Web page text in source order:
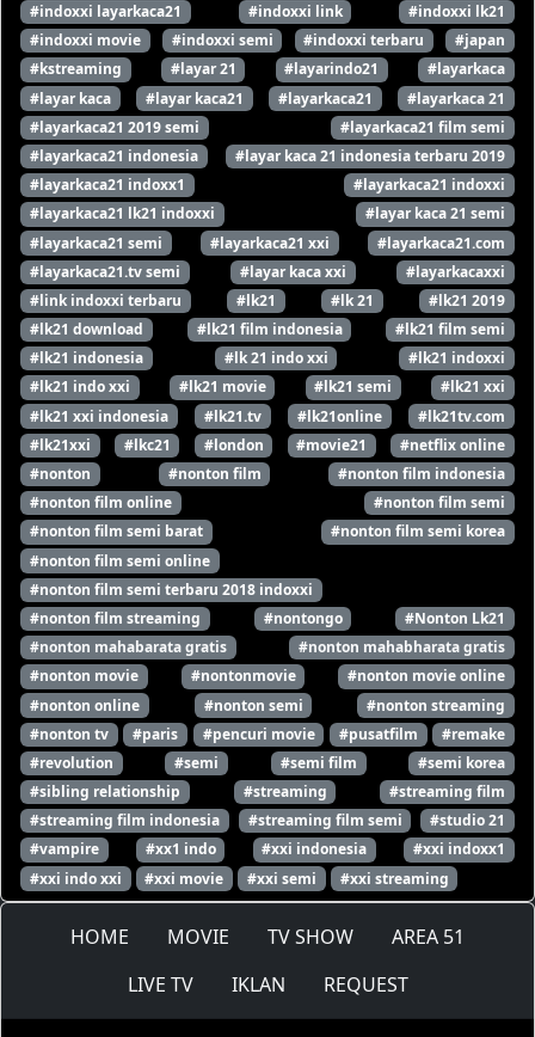
#indoxxi layarkaca21
#indoxxi link
#indoxxi lk21
#indoxxi movie
#indoxxi semi #indoxxi terbaru
#japan
#kstreaming
#layar 21 #layarindo21
#layarkaca
#layar kaca
#layar kaca21 #layarkaca21
#layarkaca 21
#layarkaca21 2019 semi
#layarkaca21 film semi
#layarkaca21 indonesia
#layar kaca 21 indonesia terbaru 2019
#layarkaca21 indoxx1
#layarkaca21 indoxxi
#layarkaca21 lk21 indoxxi
#layar kaca 21 semi
#layarkaca21 semi
#layarkaca21 xxi
#layarkaca21.com
#layarkaca21.tv semi
#layar kaca xxi
#layarkacaxxi
#link indoxxi terbaru
#lk21 #lk 21
#lk21 2019
#lk21 download
#lk21 film indonesia
#lk21 film semi
#lk21 indonesia
#lk 21 indo xxi
#lk21 indoxxi
#lk21 indo xxi
#lk21 movie #lk21 semi
#lk21 xxi
#lk21 xxi indonesia
#lk21.tv #lk21online
#lk21tv.com
#lk21xxi
#lkc21 #london #movie21
#netflix online
#nonton
#nonton film
#nonton film indonesia
#nonton film online
#nonton film semi
#nonton film semi barat
#nonton film semi korea
#nonton film semi online
#nonton film semi terbaru 2018 indoxxi
#nonton film streaming
#nontongo
#Nonton Lk21
#nonton mahabarata gratis
#nonton mahabharata gratis
#nonton movie
#nontonmovie
#nonton movie online
#nonton online
#nonton semi
#nonton streaming
#nonton tv
#paris #pencuri movie #pusatfilm
#remake
#revolution
#semi #semi film
#semi korea
#sibling relationship
#streaming
#streaming film
#streaming film indonesia
#streaming film semi
#studio 21
#vampire
#xx1 indo #xxi indonesia
#xxi indoxx1
#xxi indo xxi
#xxi movie #xxi semi #xxi streaming
HOME MOVIE TV SHOW
AREA 51
LIVE TV
IKLAN REQUEST